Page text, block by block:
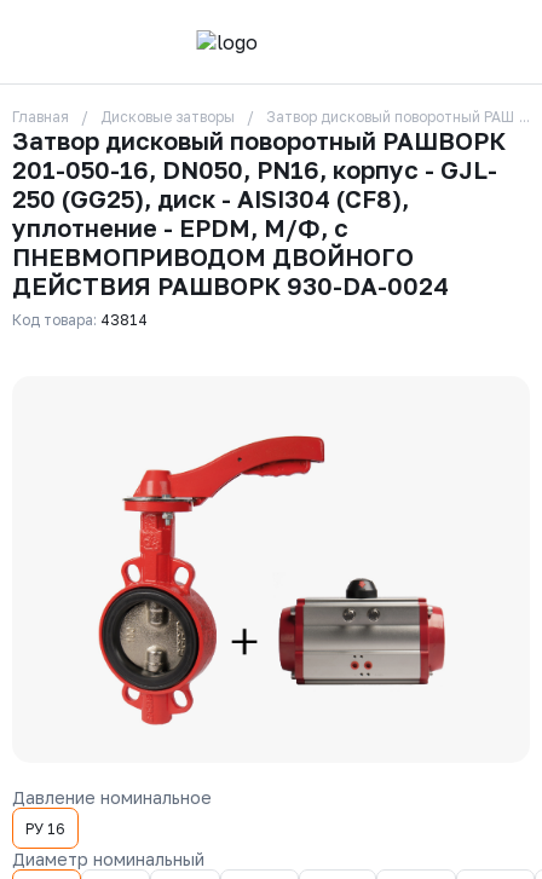
О компании
Контакты
Бренды
Отзывы
Сотрудники
Вакансии
Доставка
Оплата
Вопрос-ответ
+7 (495) 215-24-81
Заказать звонок
zakaz325@ks-rus.com
Email для связи
Одинцово, Внуковская 9, пав. 31
Пункт выдачи заказов
Главная Дисковые затворы Затвор дисковый поворотный
Затвор дисковый поворотный РАШВОРК
201-050-16, DN050, PN16, корпус - GJL-
250 (GG25), диск - AISI304 (CF8),
уплотнение - EPDM, М/Ф, с
ПНЕВМОПРИВОДОМ ДВОЙНОГО
ДЕЙСТВИЯ РАШВОРК 930-DA-0024
Код товара: 43814
Давление номинальное
РУ 16
Диаметр номинальный